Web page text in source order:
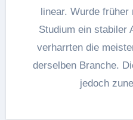
linear. Wurde früher
Studium ein stabiler
verharrten die
derselben Branche.
jedoch